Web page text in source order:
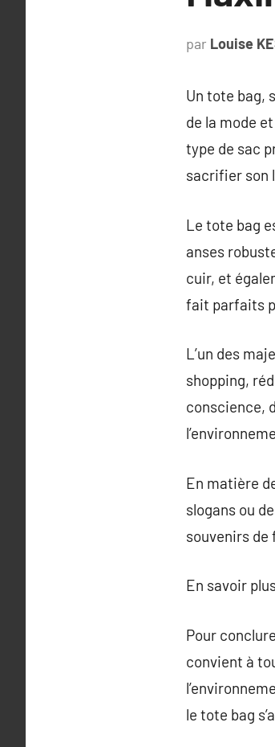
par Louise
Un tote bag,
de la mode
type de sac
sacrifier son
Le tote bag
anses
cuir, et
fait parfaits
L’un des
shopping,
conscience,
En matière
slogans ou
souvenirs de
En savoir
Pour
convient à
le tote bag